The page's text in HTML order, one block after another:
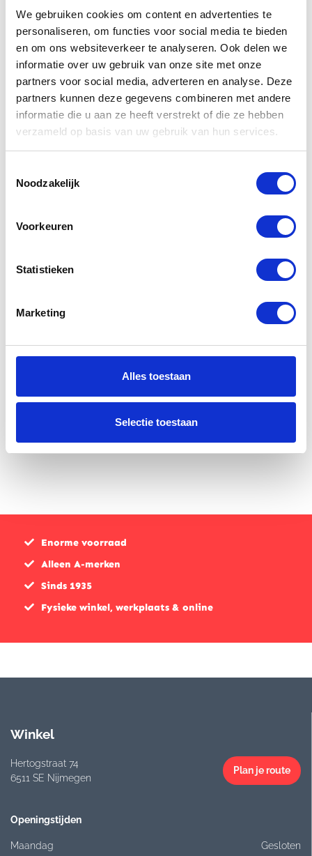
We gebruiken cookies om content en advertenties te
personaliseren, om functies voor social media te bieden
en om ons websiteverkeer te analyseren. Ook delen we
informatie over uw gebruik van onze site met onze
partners voor social media, adverteren en analyse. Deze
partners kunnen deze gegevens combineren met andere
informatie die u aan ze heeft verstrekt of die ze hebben
verzameld op basis van uw gebruik van hun services.
Noodzakelijk
Voorkeuren
Statistieken
Marketing
Alles toestaan
Selectie toestaan
zijn. De afbeelding is puur een voorbeeld en niet
motor gerelateerd.
Geef bij u bestelling altijd u type motorfiets door,
zo kunnen wij u adviseren of dit de juist
passende hoes voor u motorfiets is.
Verheul
motorhoes
Verheul
motorhoes
150,00
Verheul
112,00
Verheul
motorhoes
Enorme voorraad
Alleen A-merken
Sinds 1935
Fysieke winkel, werkplaats & online
Winkel
Hertogstraat 74
6511 SE Nijmegen
Plan je route
Openingstijden
Maandag
Gesloten